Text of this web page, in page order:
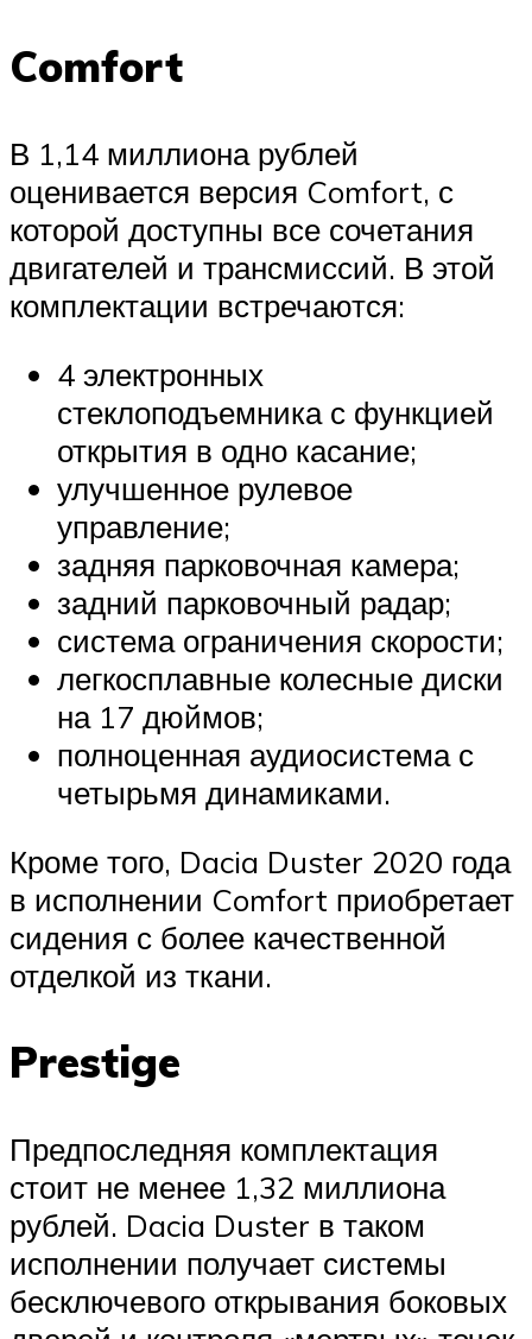
Comfort
В 1,14 миллиона рублей
оценивается версия Comfort, с
которой доступны все сочетания
двигателей и трансмиссий. В этой
комплектации встречаются:
4 электронных
стеклоподъемника с функцией
открытия в одно касание;
улучшенное рулевое
управление;
задняя парковочная камера;
задний парковочный радар;
система ограничения скорости;
легкосплавные колесные диски
на 17 дюймов;
полноценная аудиосистема с
четырьмя динамиками.
Кроме того, Dacia Duster 2020 года
в исполнении Comfort приобретает
сидения с более качественной
отделкой из ткани.
Prestige
Предпоследняя комплектация
стоит не менее 1,32 миллиона
рублей. Dacia Duster в таком
исполнении получает системы
бесключевого открывания боковых